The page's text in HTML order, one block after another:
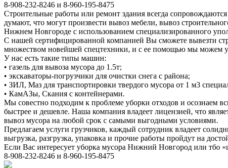
8-908-232-8246 и 8-960-195-8475
Строительные работы или ремонт здания всегда
думают, что могут произвести вывоз мебели, вывоз
Нижнем Новгороде с использованием специализированного
С нашей сертифицированной компанией Вы сможете вывезти
множеством новейшей спецтехники, и с ее помощью мы можем
У нас есть такие типы машин:
• газель для вывоза мусора до 1.5т;
• экскаваторы-погрузчики для очистки снега с района;
• ЗИЛ, Маз для транспортировки твердого мусора от 1 м3
• КамАЗы, Скания с контейнерами.
Мы совестно подходим к проблеме уборки отходов и осознаем
быстрее и дешевле. Наша компания владеет лицензией, что
вывоз мусора на любой срок с самыми выгодными условиями.
Предлагаем услуги грузчиков, каждый сотрудник владеет
выгрузка, разгрузка, упаковка и прочие работы пройдут на
Если Вас интересует уборка мусора Нижний Новгород или
8-908-232-8246 и 8-960-195-8475